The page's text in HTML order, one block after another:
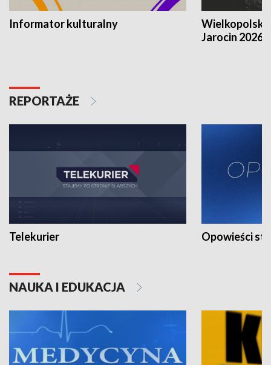
Informator kulturalny
Jarocin 2026
REPORTAŻE
Telekurier Opowieści
NAUKA I EDUKACJA